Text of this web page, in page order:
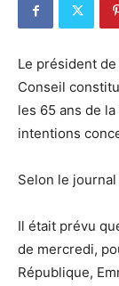
Le président
Conseil
les 65 ans de
intentions
Selon le journal
Il était prévu
de mercredi,
République,